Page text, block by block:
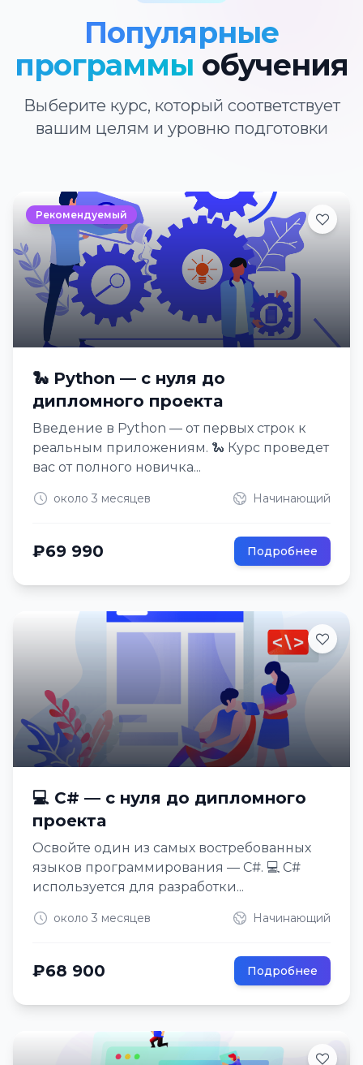
Популярные
программы обучения
Выберите курс, который соответствует
вашим целям и уровню подготовки
Рекомендуемый
🐍 Python — с нуля до
дипломного проекта
Введение в Python — от первых строк к
реальным приложениям. 🐍 Курс проведет
вас от полного новичка...
около 3 месяцев Начинающий
₽69 990 Подробнее
💻 C# — с нуля до дипломного
проекта
Освойте один из самых востребованных
языков программирования — C#. 💻 C#
используется для разработки...
около 3 месяцев Начинающий
₽68 900 Подробнее